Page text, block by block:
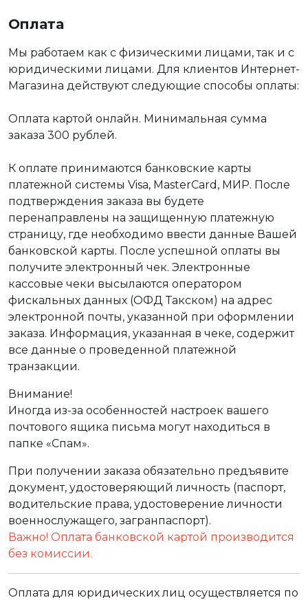
Оплата
Мы работаем как с физическими лицами, так и с
юридическими лицами. Для клиентов Интернет-
Магазина действуют следующие способы оплаты:
Оплата картой онлайн. Минимальная сумма
заказа 300 рублей.
К оплате принимаются банковские карты
платежной системы Visa, MasterCard, МИР. После
подтверждения заказа вы будете
перенаправлены на защищенную платежную
страницу, где необходимо ввести данные Вашей
банковской карты. После успешной оплаты вы
получите электронный чек. Электронные
кассовые чеки высылаются оператором
фискальных данных (ОФД Такском) на адрес
электронной почты, указанной при оформлении
заказа. Информация, указанная в чеке, содержит
все данные о проведенной платежной
транзакции.
Внимание!
Иногда из-за особенностей настроек вашего
почтового ящика письма могут находиться в
папке «Спам».
При получении заказа обязательно предъявите
документ, удостоверяющий личность (паспорт,
водительские права, удостоверение личности
военнослужащего, загранпаспорт).
Важно! Оплата банковской картой производится
без комиссии.
Оплата для юридических лиц осуществляется по